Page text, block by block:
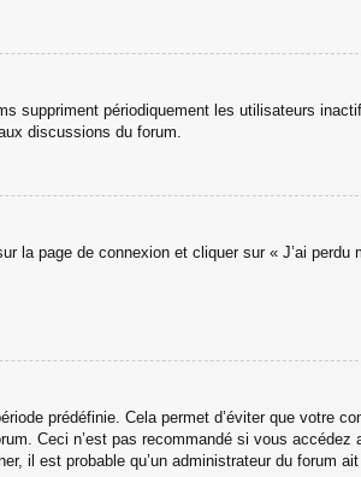
suppriment périodiquement les utilisateurs
discussions du forum.
la page de connexion et cliquer sur « J’ai perdu
prédéfinie. Cela permet d’éviter que votre
Ceci n’est pas recommandé si vous accédez
il est probable qu’un administrateur du forum ait